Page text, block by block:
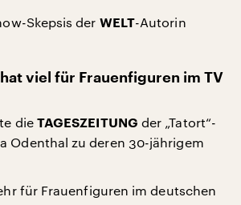
Skepsis der WELT-Autorin
viel für Frauenfiguren im TV
die TAGESZEITUNG der „Tatort“-
Odenthal zu deren 30-jährigem
für Frauenfiguren im deutschen